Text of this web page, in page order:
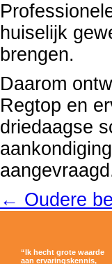
huiselijk
brengen.
Daarom
Regtop en
driedaagse
← Oudere
“Ik hecht grote waarde
aan ervaringskennis,